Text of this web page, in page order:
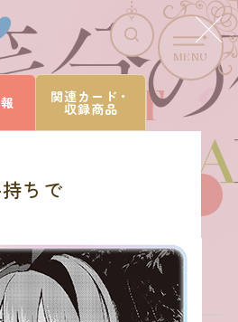
MENU
LIST
ードを探す
vol.3
関連カード・
収録商品
ちで